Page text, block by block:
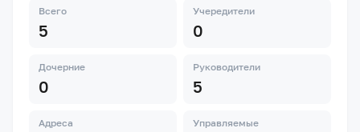
Всего
5
Учередители
0
Дочерние
0
Руководители
5
Адреса Управляемые